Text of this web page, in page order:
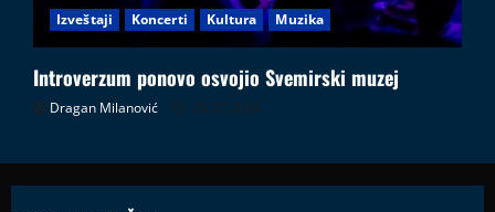
Izveštaji Koncerti Kultura Muzika
Introverzum ponovo osvojio Svemirski muzej
Dragan Milanović 28.07.2026